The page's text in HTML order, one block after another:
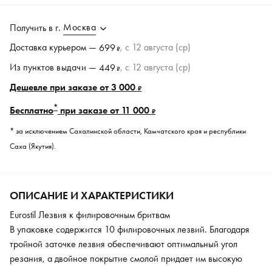
Получить в г. Москва
Доставка курьером — 699₽, c 12 августа (ср)
Из пунктов выдачи — 449₽, c 12 августа (ср)
Дешевле при заказе от 3 000 ₽
Бесплатно* при заказе от 11 000 ₽
* за исключением Сахалинской области, Камчатского края и республики
Саха (Якутия).
ОПИСАНИЕ И ХАРАКТЕРИСТИКИ
Eurostil Лезвия к филировочным бритвам
В упаковке содержится 10 филировочных лезвий. Благодаря
тройной заточке лезвия обеспечивают оптимальный угол
резания, а двойное покрытие смолой придает им высокую